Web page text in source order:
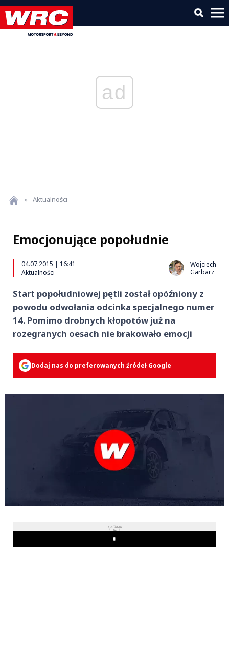
ad
» Aktualności
Emocjonujące popołudnie
04.07.2015 | 16:41
Aktualności
Wojciech
Garbarz
Start popołudniowej pętli został opóźniony z
powodu odwołania odcinka specjalnego numer
14. Pomimo drobnych kłopotów już na
rozegranych oesach nie brakowało emocji
Dodaj nas do preferowanych źródeł Google
REKLAMA
Play